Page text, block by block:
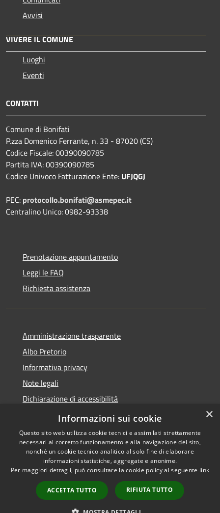
Avvisi
VIVERE IL COMUNE
Luoghi
Eventi
CONTATTI
Comune di Bonifati
P.zza Domenico Ferrante, n. 33 - 87020 (CS)
Codice Fiscale: 00390090785
Partita IVA: 00390090785
Codice Univoco Fatturazione Ente: UFJQGJ
PEC: protocollo.bonifati@asmepec.it
Centralino Unico: 0982-93338
Prenotazione appuntamento
Leggi le FAQ
Richiesta assistenza
Amministrazione trasparente
Albo Pretorio
Informativa privacy
Note legali
Dichiarazione di accessibilità
Obiettivi di accessibilità
Accessibilità
Copyright © 2026 • Comune di
Bonifati • Powered by
Municipium•
Accesso
redazione
×
Informazioni sui cookie
Questo sito web utilizza cookie tecnici e assimilati strettamente
necessari al corretto funzionamento e alla navigazione del sito,
nonché un cookie tecnico analitico al solo fine di elaborare
informazioni statistiche, aggregate e anonime.
Per maggiori dettagli, può consultare la cookie policy al seguente link
ACCETTA TUTTO RIFIUTA TUTTO